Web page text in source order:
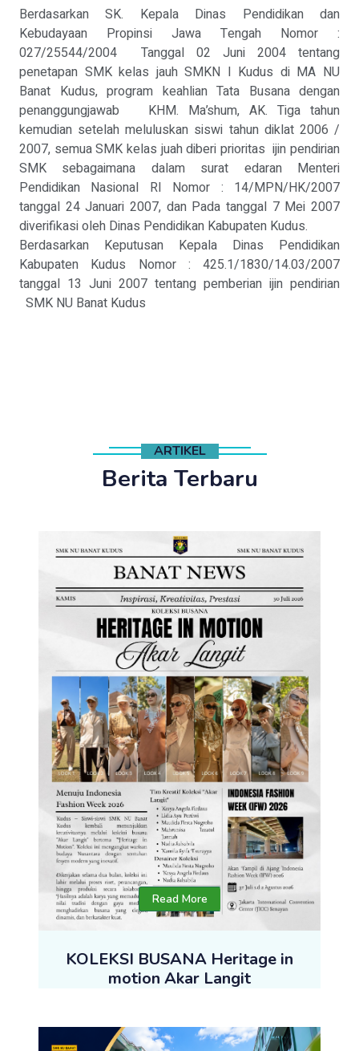
Berdasarkan SK. Kepala Dinas Pendidikan dan
Kebudayaan Propinsi Jawa Tengah Nomor :
027/25544/2004 Tanggal 02 Juni 2004 tentang
penetapan SMK kelas jauh SMKN I Kudus di MA NU
Banat Kudus, program keahlian Tata Busana dengan
penanggungjawab KHM. Ma’shum, AK. Tiga tahun
kemudian setelah meluluskan siswi tahun diklat 2006 /
2007, semua SMK kelas juah diberi prioritas ijin pendirian
SMK sebagaimana dalam surat edaran Menteri
Pendidikan Nasional RI Nomor : 14/MPN/HK/2007
tanggal 24 Januari 2007, dan Pada tanggal 7 Mei 2007
diverifikasi oleh Dinas Pendidikan Kabupaten Kudus.
Berdasarkan Keputusan Kepala Dinas Pendidikan
Kabupaten Kudus Nomor : 425.1/1830/14.03/2007
tanggal 13 Juni 2007 tentang pemberian ijin pendirian
SMK NU Banat Kudus
ARTIKEL
Berita Terbaru
Read More
KOLEKSI BUSANA Heritage in
motion Akar Langit